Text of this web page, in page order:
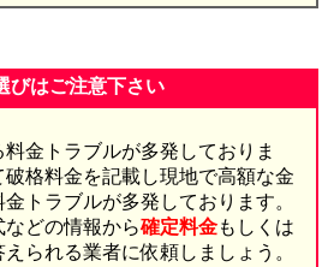
びはご注意下さい
金トラブルが多発しておりま
格料金を記載し現地で高額な金
トラブルが多発しております。
などの情報から確定料金もしくは
えられる業者に依頼しましょう。